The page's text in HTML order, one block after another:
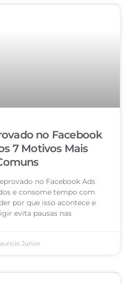
no Facebook
7 Motivos Mais
no Facebook Ads
e consome tempo com
por que isso acontece e
evita pausas nas
Junior